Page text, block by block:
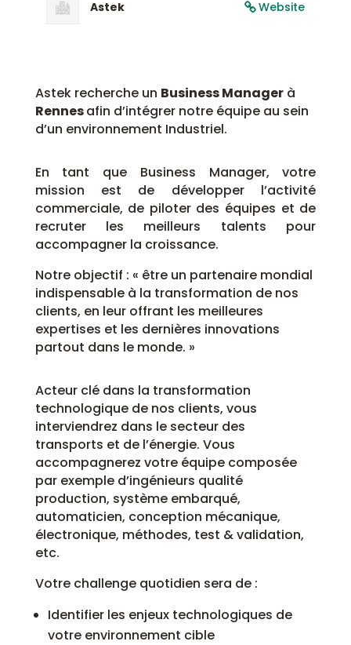
Website
Astek
Astek recherche un Business Managerà
Rennesafin d’intégrer notre équipe au sein
d’un environnement Industriel.
En tant que Business Manager, votre
mission est de développer l’activité
commerciale, de piloter des équipes et de
recruter les meilleurs talents pour
accompagner la croissance.
Notre objectif : « être un partenaire mondial
indispensable à la transformation de nos
clients, en leur offrant les meilleures
expertises et les dernières innovations
partout dans le monde. »
Acteur clé dans la transformation
technologique de nos clients, vous
interviendrez dans le secteur des
transports et de l’énergie. Vous
accompagnerez votre équipe composée
par exemple d’ingénieurs qualité
production, système embarqué,
automaticien, conception mécanique,
électronique, méthodes, test & validation,
etc.
Votre challenge quotidien sera de :
Identifier les enjeux technologiques de
votre environnement cible